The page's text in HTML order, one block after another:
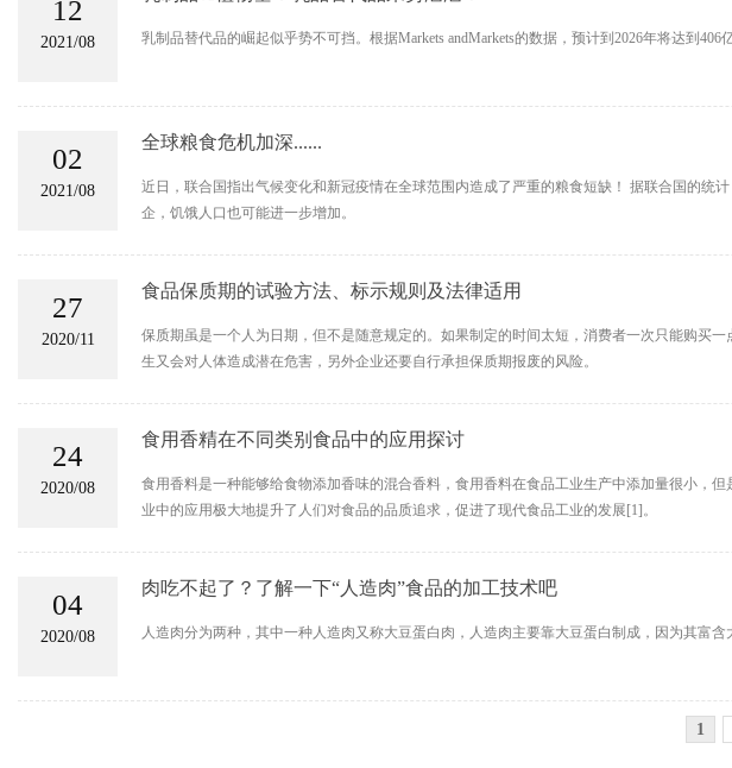
12
2021/08 乳制品替代品的崛起似乎势不可挡。根据Markets andMarkets的数据，预计到2026年将达到
02
2021/08
全球粮食危机加深......
近日，联合国指出气候变化和新冠疫情在全球范围内造成了严重的粮食短缺！ 据联合国的统
企，饥饿人口也可能进一步增加。
27
2020/11
食品保质期的试验方法、标示规则及法律适用
保质期虽是一个人为日期，但不是随意规定的。如果制定的时间太短，消费者一次只能购买
生又会对人体造成潜在危害，另外企业还要自行承担保质期报废的风险。
24
2020/08
食用香精在不同类别食品中的应用探讨
食用香料是一种能够给食物添加香味的混合香料，食用香料在食品工业生产中添加量很小，
业中的应用极大地提升了人们对食品的品质追求，促进了现代食品工业的发展[1]。
04
2020/08
肉吃不起了？了解一下“人造肉”食品的加工技术吧
人造肉分为两种，其中一种人造肉又称大豆蛋白肉，人造肉主要靠大豆蛋白制成，因为其富
1